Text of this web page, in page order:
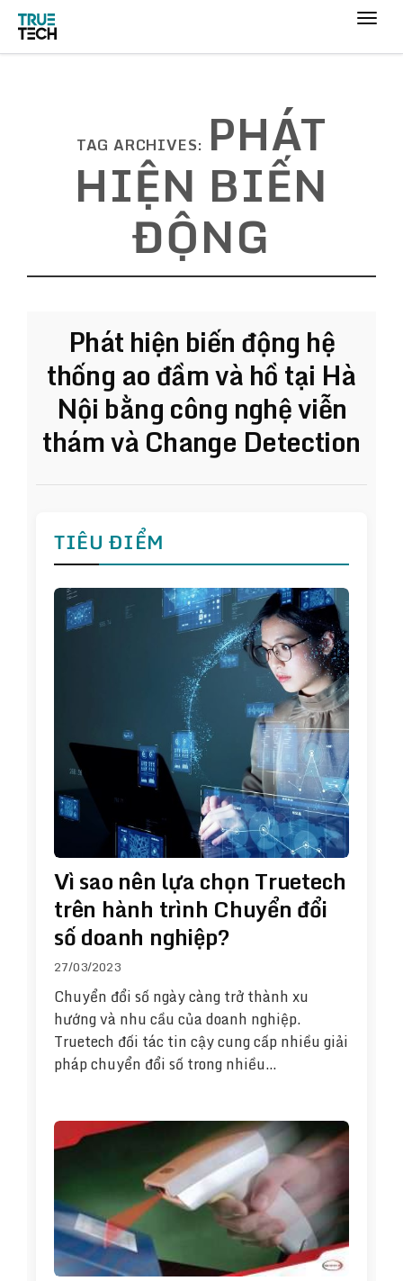
TAG ARCHIVES: PHÁT
HIỆN BIẾN
ĐỘNG
Phát hiện biến động hệ
thống ao đầm và hồ tại Hà
Nội bằng công nghệ viễn
thám và Change Detection
TIÊU ĐIỂM
Vì sao nên lựa chọn Truetech
trên hành trình Chuyển đổi
số doanh nghiệp?
27/03/2023
Chuyển đổi số ngày càng trở thành xu
hướng và nhu cầu của doanh nghiệp.
Truetech đối tác tin cậy cung cấp nhiều giải
pháp chuyển đổi số trong nhiều…